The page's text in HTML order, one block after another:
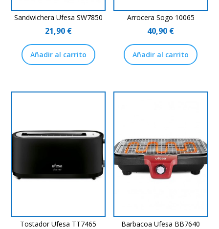
Sandwichera Ufesa SW7850
21,90 €
Añadir al carrito
Arrocera Sogo 10065
40,90 €
Añadir al carrito
Tostador Ufesa TT7465 Barbacoa Ufesa BB7640